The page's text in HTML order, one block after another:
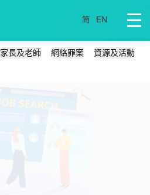
家長及老師 網絡罪案 資源及活動